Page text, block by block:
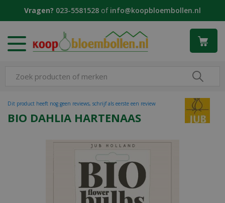
Vragen? 023-5581528 of info@koopbloembollen.nl
BIO DAHLIA HARTENAAS
Dit product heeft nog geen reviews, schrijf als eerste een review